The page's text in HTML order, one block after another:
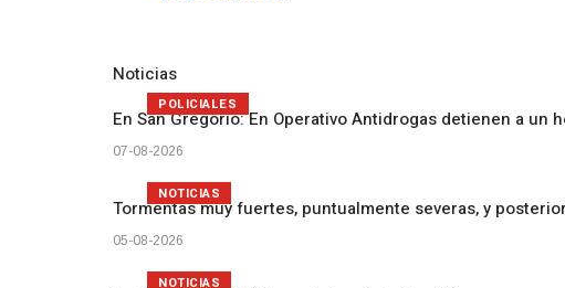
Noticias
En San Gregorio: En Operativo Antidrogas detienen a un
07-08-2026
POLICIALES
Tormentas muy fuertes, puntualmente severas, y
05-08-2026
NOTICIAS
NOTICIAS